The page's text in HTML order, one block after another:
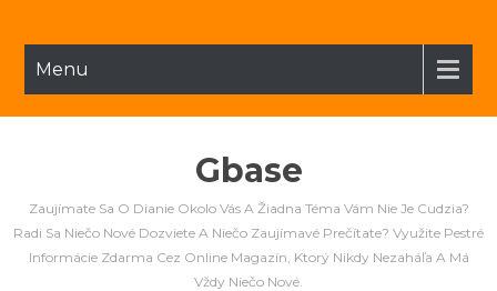
Menu
Gbase
Zaujímate Sa O Dianie Okolo Vás A Žiadna Téma Vám Nie Je Cudzia?
Radi Sa Niečo Nové Dozviete A Niečo Zaujímavé Prečítate? Využite Pestré
Informácie Zdarma Cez Online Magazín, Ktorý Nikdy Nezaháľa A Má
Vždy Niečo Nové.